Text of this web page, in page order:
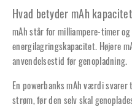
Hvad betyder mAh
mAh står for milliampere-timer og
energilagringskapacitet. Højere
anvendelsestid før genopladning.
En powerbanks mAh værdi
strøm, før den selv skal